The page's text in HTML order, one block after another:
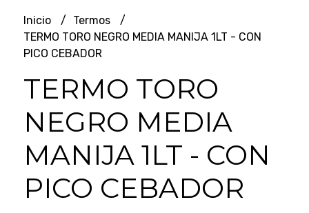
Inicio
Termos
TERMO TORO NEGRO MEDIA MANIJA 1LT - CON
PICO CEBADOR
TERMO TORO
NEGRO MEDIA
MANIJA 1LT - CON
PICO CEBADOR